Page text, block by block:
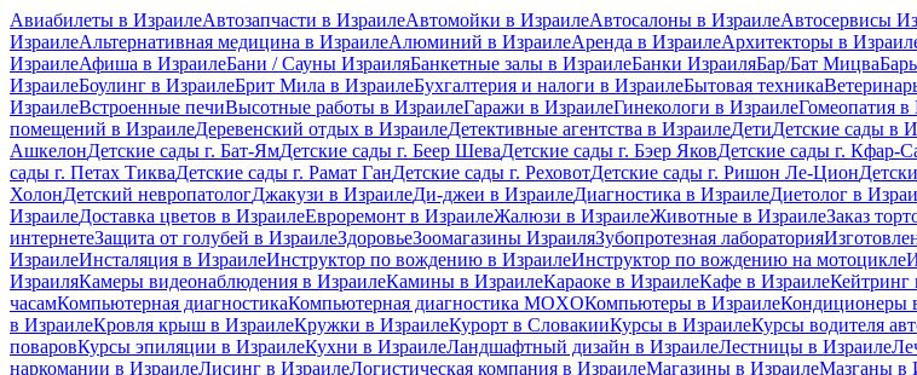
Авиабилеты в ИзраилеАвтозапчасти в ИзраилеАвтомойки в ИзраилеАвтосалоны в ИзраилеАвтосервисы
ИзраилеАльтернативная медицина в ИзраилеАлюминий в ИзраилеАренда в ИзраилеАрхитекторы в
ИзраилеАфиша в ИзраилеБани / Сауны ИзраиляБанкетные залы в ИзраилеБанки ИзраиляБар/Бат Мицва
ИзраилеБоулинг в ИзраилеБрит Мила в ИзраилеБухгалтерия и налоги в ИзраилеБытовая техника
ИзраилеВстроенные печиВысотные работы в ИзраилеГаражи в ИзраилеГинекологи в ИзраилеГомеопатия в
помещений в ИзраилеДеревенский отдых в ИзраилеДетективные агентства в ИзраилеДетиДетские сады в
АшкелонДетские сады г. Бат-ЯмДетские сады г. Беер ШеваДетские сады г. Бэер ЯковДетские сады г. Кфар-
сады г. Петах ТикваДетские сады г. Рамат ГанДетские сады г. РеховотДетские сады г. Ришон Ле-Цион
ХолонДетский невропатологДжакузи в ИзраилеДи-джеи в ИзраилеДиагностика в ИзраилеДиетолог в
ИзраилеДоставка цветов в ИзраилеЕвроремонт в ИзраилеЖалюзи в ИзраилеЖивотные в ИзраилеЗаказ
интернетеЗащита от голубей в ИзраилеЗдоровьеЗоомагазины ИзраиляЗубопротезная лаборатория
ИзраилеИнсталяция в ИзраилеИнструктор по вождению в ИзраилеИнструктор по вождению на мотоцикле
ИзраиляКамеры видеонаблюдения в ИзраилеКамины в ИзраилеКараоке в ИзраилеКафе в ИзраилеКейтринг
часамКомпьютерная диагностикаКомпьютерная диагностика MOXOКомпьютеры в ИзраилеКондиционеры
в ИзраилеКровля крыш в ИзраилеКружки в ИзраилеКурорт в СловакииКурсы в ИзраилеКурсы водителя
поваровКурсы эпиляции в ИзраилеКухни в ИзраилеЛандшафтный дизайн в ИзраилеЛестницы в Израиле
наркомании в ИзраилеЛисинг в ИзраилеЛогистическая компания в ИзраилеМагазины в ИзраилеМазганы в